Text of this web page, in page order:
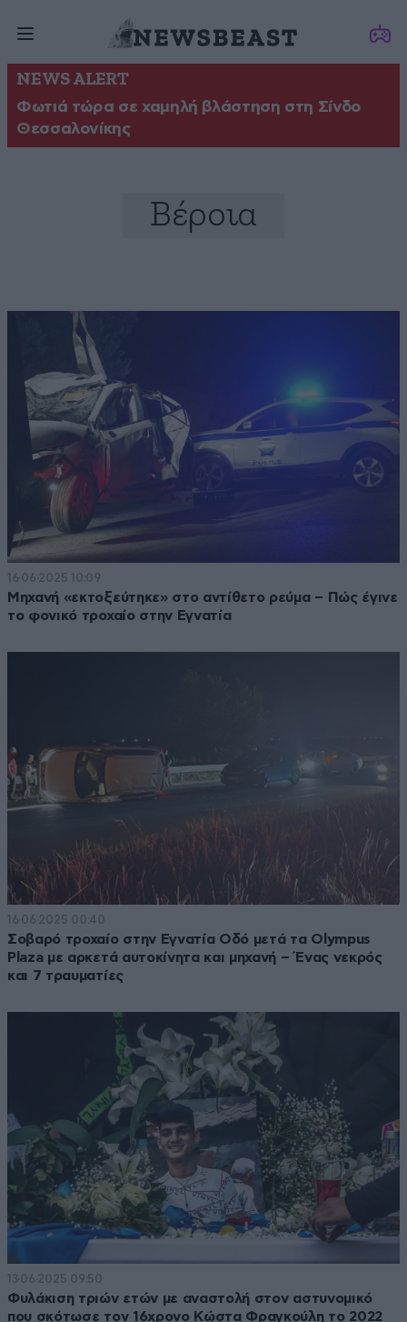
NEWS ALERT
Φωτιά τώρα σε χαμηλή βλάστηση στη Σίνδο
Θεσσαλονίκης
Βέροια
16·06·2025 10:09
Mηχανή «εκτοξεύτηκε» στο αντίθετο ρεύμα – Πώς έγινε
το φονικό τροχαίο στην Εγνατία
16·06·2025 00:40
Σοβαρό τροχαίο στην Εγνατία Οδό μετά τα Olympus
Plaza με αρκετά αυτοκίνητα και μηχανή – Ένας νεκρός
και 7 τραυματίες
13·06·2025 09:50
Φυλάκιση τριών ετών με αναστολή στον αστυνομικό
που σκότωσε τον 16χρονο Κώστα Φραγκούλη το 2022